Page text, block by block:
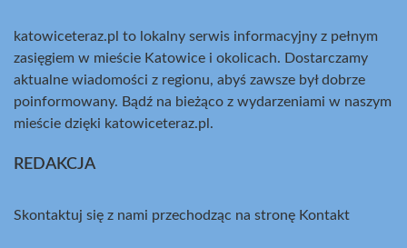
katowiceteraz.pl to lokalny serwis informacyjny z pełnym
zasięgiem w mieście Katowice i okolicach. Dostarczamy
aktualne wiadomości z regionu, abyś zawsze był dobrze
poinformowany. Bądź na bieżąco z wydarzeniami w naszym
mieście dzięki katowiceteraz.pl.
REDAKCJA
Skontaktuj się z nami przechodząc na stronę Kontakt